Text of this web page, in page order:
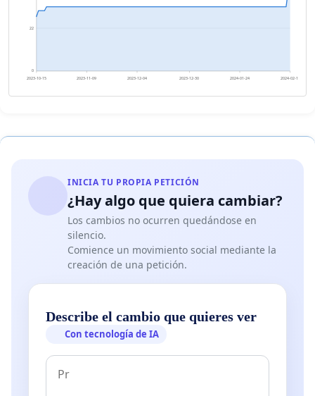
0
22
2023-10-15 2023-11-09 2023-12-04 2023-12-30 2024-01-24 2024-02-18
INICIA TU PROPIA PETICIÓN
¿Hay algo que quiera cambiar?
Los cambios no ocurren quedándose en
silencio.
Comience un movimiento social mediante la
creación de una petición.
Describe el cambio que quieres ver
Con tecnología de IA